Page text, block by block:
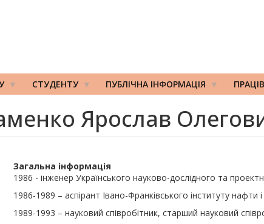
СТУДЕНТУ ПУБЛІЧНА ІНФОРМАЦІЯ
Ярослав
Загальна інформація
1986 - інженер Українського науково-дослідного та
1986-1989 – аспірант Івано-Франківського інституту нафти і
1989-1993 – науковий співробітник, старший науковий